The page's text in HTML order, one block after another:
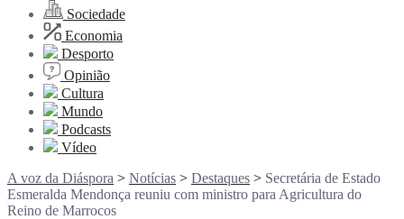
Sociedade
Economia
Desporto
Opinião
Cultura
Mundo
Podcasts
Vídeo
A voz da Diáspora > Notícias > Destaques > Secretária de Estado
Esmeralda Mendonça reuniu com ministro para Agricultura do
Reino de Marrocos